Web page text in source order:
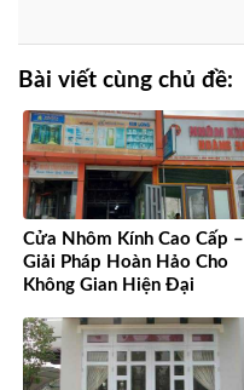
Bài viết cùng chủ đề:
Cửa Nhôm Kính Cao Cấp –
Giải Pháp Hoàn Hảo Cho
Không Gian Hiện Đại